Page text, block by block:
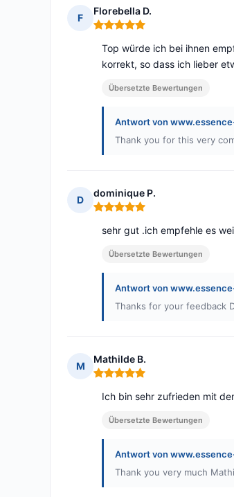
F
Florebella D.
Hinweis: 5 von 5
Top würde ich bei ihnen
korrekt, so dass ich lieber
Übersetzte Bewertungen
Antwort von
Thank you for this very
D
dominique P.
Hinweis: 5 von 5
sehr gut .ich empfehle es
Übersetzte Bewertungen
Antwort von
Thanks for your feedback
M
Mathilde B.
Hinweis: 5 von 5
Ich bin sehr zufrieden mit
Übersetzte Bewertungen
Antwort von
Thank you very much